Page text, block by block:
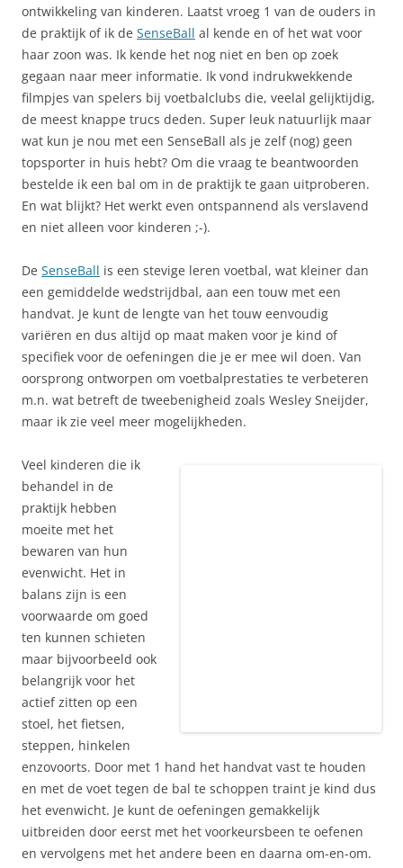
ontwikkeling van kinderen. Laatst vroeg 1 van de ouders in
de praktijk of ik de SenseBall al kende en of het wat voor
haar zoon was. Ik kende het nog niet en ben op zoek
gegaan naar meer informatie. Ik vond indrukwekkende
filmpjes van spelers bij voetbalclubs die, veelal gelijktijdig,
de meest knappe trucs deden. Super leuk natuurlijk maar
wat kun je nou met een SenseBall als je zelf (nog) geen
topsporter in huis hebt? Om die vraag te beantwoorden
bestelde ik een bal om in de praktijk te gaan uitproberen.
En wat blijkt? Het werkt even ontspannend als verslavend
en niet alleen voor kinderen ;-).
De SenseBall is een stevige leren voetbal, wat kleiner dan
een gemiddelde wedstrijdbal, aan een touw met een
handvat. Je kunt de lengte van het touw eenvoudig
variëren en dus altijd op maat maken voor je kind of
specifiek voor de oefeningen die je er mee wil doen. Van
oorsprong ontworpen om voetbalprestaties te verbeteren
m.n. wat betreft de tweebenigheid zoals Wesley Sneijder,
maar ik zie veel meer mogelijkheden.
Veel kinderen die ik
behandel in de
praktijk hebben
moeite met het
bewaren van hun
evenwicht. Het in
balans zijn is een
voorwaarde om goed
ten kunnen schieten
maar bijvoorbeeld ook
belangrijk voor het
actief zitten op een
stoel, het fietsen,
steppen, hinkelen
enzovoorts. Door met 1 hand het handvat vast te houden
en met de voet tegen de bal te schoppen traint je kind dus
het evenwicht. Je kunt de oefeningen gemakkelijk
uitbreiden door eerst met het voorkeursbeen te oefenen
en vervolgens met het andere been en daarna om-en-om.